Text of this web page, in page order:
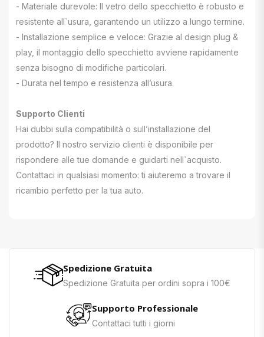
- Materiale durevole: Il vetro dello specchietto è robusto e
resistente all`usura, garantendo un utilizzo a lungo termine.
- Installazione semplice e veloce: Grazie al design plug &
play, il montaggio dello specchietto avviene rapidamente
senza bisogno di modifiche particolari.
- Durata nel tempo e resistenza all’usura.
Supporto Clienti
Hai dubbi sulla compatibilità o sull’installazione del
prodotto? Il nostro servizio clienti è disponibile per
rispondere alle tue domande e guidarti nell`acquisto.
Contattaci in qualsiasi momento: ti aiuteremo a trovare il
ricambio perfetto per la tua auto.
Spedizione Gratuita
Spedizione Gratuita per ordini sopra i 100€
Supporto Professionale
Contattaci tutti i giorni